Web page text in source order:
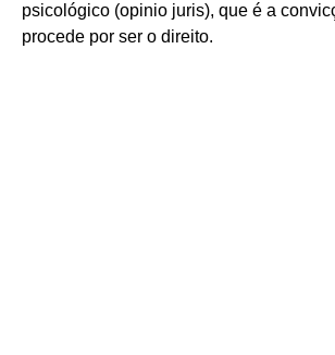
psicológico (opinio juris), que é a
procede por ser o direito.